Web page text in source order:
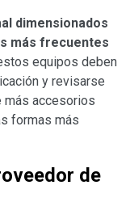
dimensionados
más frecuentes
equipos deben
y revisarse
más accesorios
formas más
de